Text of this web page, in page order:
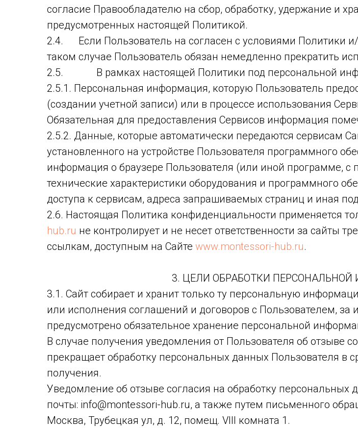
согласие Правообладателю на сбор, обработку, удержание и
предусмотренных настоящей Политикой.
2.4. Если Пользователь на согласен с условиями Политики
таком случае Пользователь обязан немедленно прекратить
2.5. В рамках настоящей Политики под персональной
2.5.1. Персональная информация, которую Пользователь
(создании учетной записи) или в процессе использования
Обязательная для предоставления Сервисов информация
2.5.2. Данные, которые автоматически передаются сервисам
установленного на устройстве Пользователя программного
информация о браузере Пользователя (или иной программе, с
технические характеристики оборудования и программного
доступа к сервисам, адреса запрашиваемых страниц и иная
2.6. Настоящая Политика конфиденциальности применяется
hub.ru не контролирует и не несет ответственности за сайты
ссылкам, доступным на Сайте www.montessori-hub.ru.
3. ЦЕЛИ ОБРАБОТКИ
3.1. Сайт собирает и хранит только ту персональную
или исполнения соглашений и договоров с Пользователем, за
предусмотрено обязательное хранение персональной
В случае получения уведомления от Пользователя об отзыве
прекращает обработку персональных данных Пользователя
получения.
Уведомление об отзыве согласия на обработку персональных
почты: info@montessori-hub.ru, а также путем письменного
Москва, Трубецкая ул, д. 12, помещ. VIII комната 1.